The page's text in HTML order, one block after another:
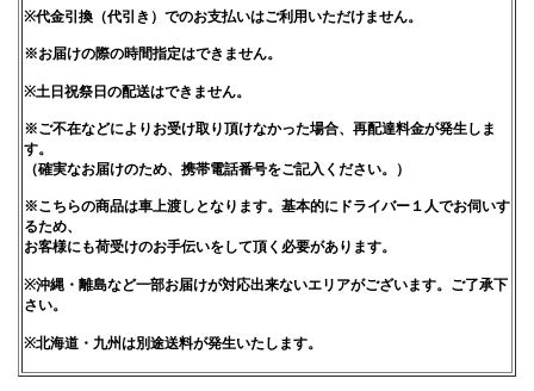
※代金引換（代引き）でのお支払いはご利用いただけません。
※お届けの際の時間指定はできません。
※土日祝祭日の配送はできません。
※ご不在などによりお受け取り頂けなかった場合、再配達料金が発生しま
す。
（確実なお届けのため、携帯電話番号をご記入ください。）
※こちらの商品は車上渡しとなります。基本的にドライバー１人でお伺いす
るため、
お客様にも荷受けのお手伝いをして頂く必要があります。
※沖縄・離島など一部お届けが対応出来ないエリアがございます。ご了承下
さい。
※北海道・九州は別途送料が発生いたします。